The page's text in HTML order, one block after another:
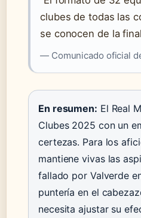
clubes de todas las
se conocen de la
— Comunicado oficial
En resumen: El Real
Clubes 2025 con un
certezas. Para los
mantiene vivas las
fallado por Valverde
puntería en el
necesita ajustar su